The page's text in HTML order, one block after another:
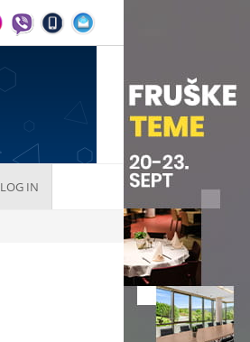
LOG IN